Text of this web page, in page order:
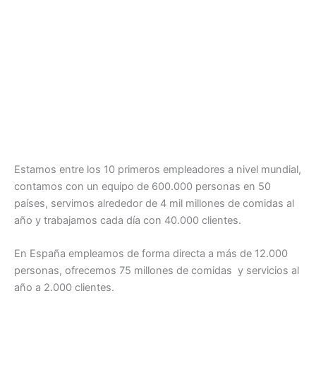
Estamos entre los 10 primeros empleadores a nivel mundial,
contamos con un equipo de 600.000 personas en 50
países, servimos alrededor de 4 mil millones de comidas al
año y trabajamos cada día con 40.000 clientes.
En España empleamos de forma directa a más de 12.000
personas, ofrecemos 75 millones de comidas y servicios al
año a 2.000 clientes.